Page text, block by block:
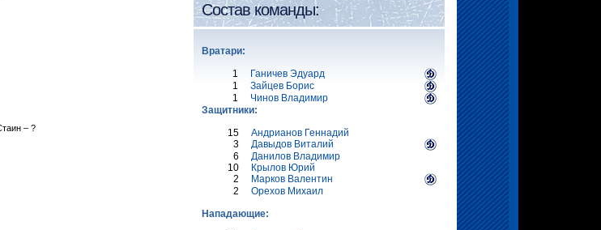
– ?
Состав команды:
Вратари:
1
Ганичев Эдуард
1
Зайцев Борис
1
Чинов Владимир
Защитники:
15
Андрианов Геннадий
3
Давыдов Виталий
6
Данилов Владимир
10
Крылов Юрий
2
Марков Валентин
2
Орехов Михаил
Нападающие: